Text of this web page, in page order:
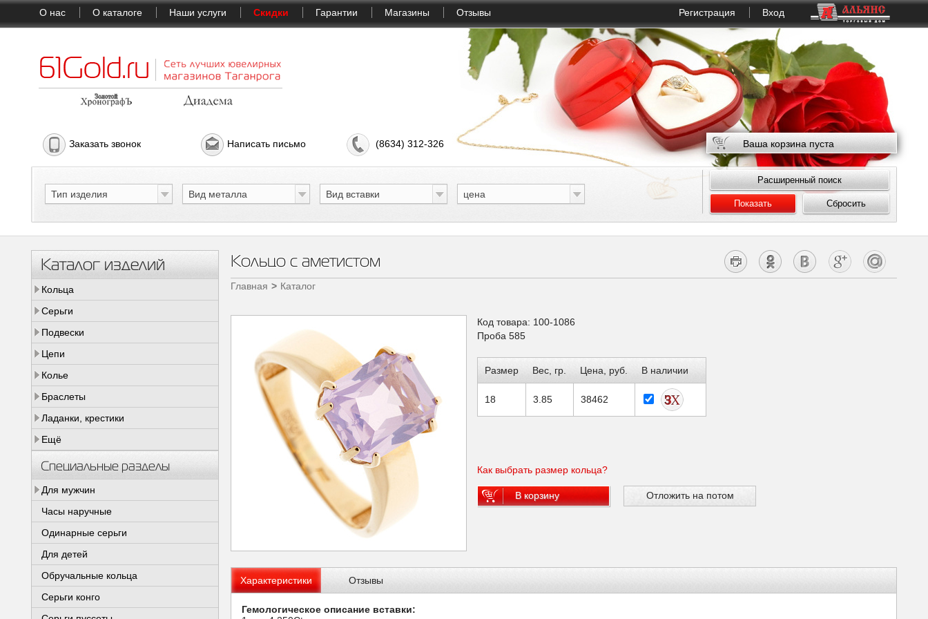
О нас О каталоге Наши услуги Скидки Гарантии Магазины Отзывы Регистрация Вход
Заказать звонок Написать письмо (8634) 312-326 Ваша корзина пуста
Тип изделия Вид металла Вид вставки цена
Расширенный поиск
Показать Сбросить
Каталог изделий
Кольца
Серьги
Подвески
Цепи
Колье
Браслеты
Ладанки, крестики
Ещё
Специальные разделы
Для мужчин
Часы наручные
Одинарные серьги
Для детей
Обручальные кольца
Серьги конго
Кольцо с аметистом
Главная Каталог
Код товара: 100-1086
Проба 585
Размер Вес, гр. Цена, руб. В наличии
18 3.85 38462
Как выбрать размер кольца?
В корзину Отложить на потом
Характеристики Отзывы
Гемологическое описание вставки: